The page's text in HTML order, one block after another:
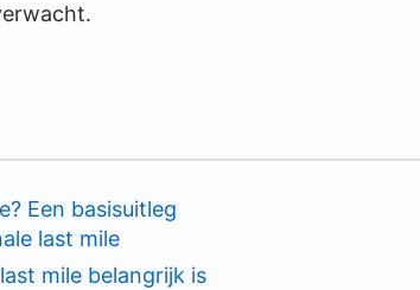
Een basisuitleg
last mile
mile belangrijk is